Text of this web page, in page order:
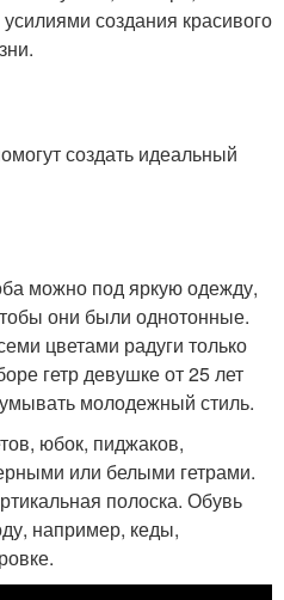
создания красивого
создать идеальный
можно под яркую одежду,
они были однотонные.
цветами радуги только
гетр девушке от 25 лет
молодежный стиль.
юбок, пиджаков,
или белыми гетрами.
полоска. Обувь
например, кеды,